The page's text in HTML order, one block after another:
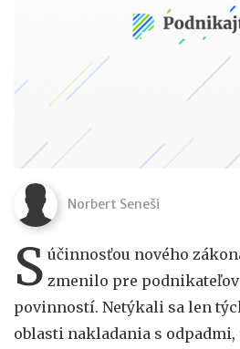
Norbert Seneši
S účinnosťou nového
zmenilo pre
povinností. Netýkali sa len
oblasti nakladania s odpadmi,